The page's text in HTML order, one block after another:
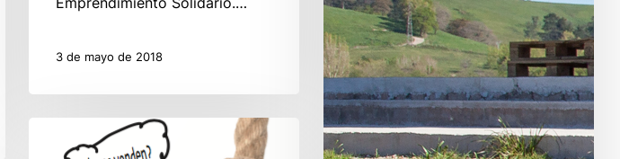
3 de mayo de 2018